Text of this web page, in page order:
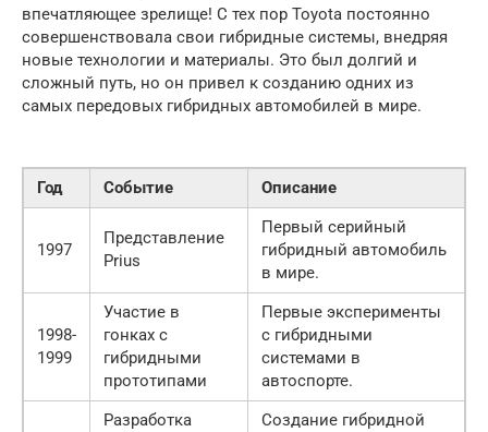
впечатляющее зрелище! С тех пор Toyota постоянно
совершенствовала свои гибридные системы, внедряя
новые технологии и материалы. Это был долгий и
сложный путь, но он привел к созданию одних из
самых передовых гибридных автомобилей в мире.
Год Событие Описание
1997
Представление
Prius
Первый серийный
гибридный автомобиль
в мире.
1998-
1999
Участие в
гонках с
гибридными
прототипами
Первые эксперименты
с гибридными
системами в
автоспорте.
Разработка
Создание гибридной